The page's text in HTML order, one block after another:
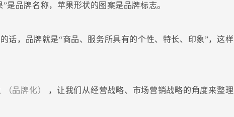
是品牌名称，苹果形状的图案是品牌标志。
话，品牌就是“商品、服务所具有的个性、特长、印象”，这样
（品牌化）
，让我们从经营战略、市场营销战略的角度来整理